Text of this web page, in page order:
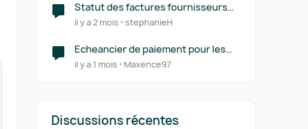
Statut des factures fournisseurs
après validation
il y a 2 mois stephanieH
Echeancier de paiement pour les
factures Fournisseurs
il y a 1 mois Maxence97
Discussions récentes